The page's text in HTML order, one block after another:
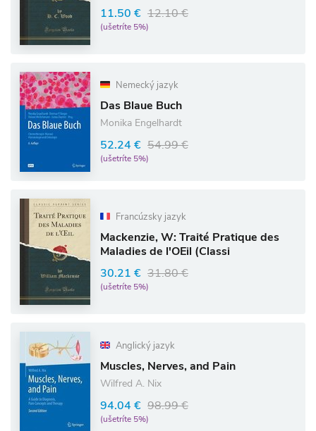
11.50 € 12.10 €
(ušetríte 5%)
Nemecký jazyk
Das Blaue Buch
Monika Engelhardt
52.24 € 54.99 €
(ušetríte 5%)
Francúzsky jazyk
Mackenzie, W: Traité Pratique des
Maladies de l'OEil (Classi
30.21 € 31.80 €
(ušetríte 5%)
Anglický jazyk
Muscles, Nerves, and Pain
Wilfred A. Nix
94.04 € 98.99 €
(ušetríte 5%)